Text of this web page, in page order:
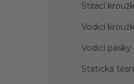
Stírací
Vodicí
Vodicí pásky
Statická